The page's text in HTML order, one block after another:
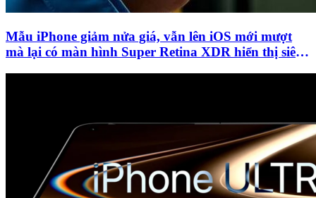
Mẫu iPhone giảm nửa giá, vẫn lên iOS mới mượt
mà lại có màn hình Super Retina XDR hiển thị siêu